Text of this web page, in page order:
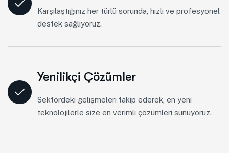
Karşılaştığınız her türlü sorunda, hızlı ve profesyonel
destek sağlıyoruz.
Yenilikçi Çözümler
Sektördeki gelişmeleri takip ederek, en yeni
teknolojilerle size en verimli çözümleri sunuyoruz.